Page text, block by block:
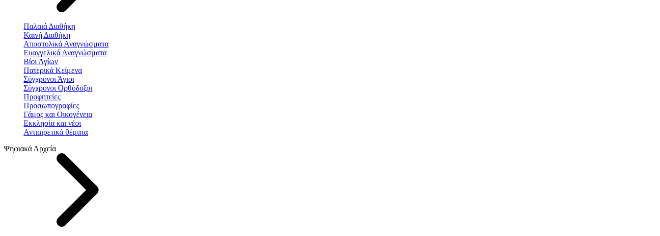
Παλαιά Διαθήκη
Καινή Διαθήκη
Αποστολικά Αναγνώσματα
Ευαγγελικά Αναγνώσματα
Βίοι Αγίων
Πατερικά Κείμενα
Σύγχρονοι Άγιοι
Σύγχρονοι Ορθόδοξοι
Προφητείες
Προσωπογραφίες
Γάμος και Οικογένεια
Εκκλησία και νέοι
Αντιαιρετικά θέματα
Ψηφιακά Αρχεία